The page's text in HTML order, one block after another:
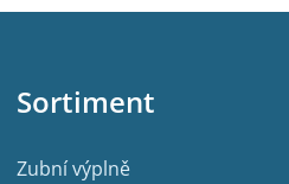
Sortiment
Zubní výplně